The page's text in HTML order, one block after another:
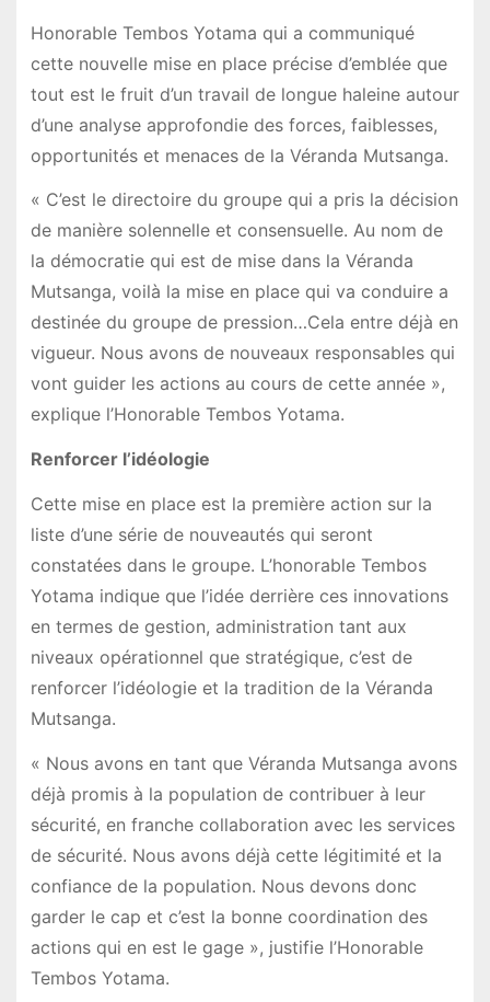
Honorable Tembos Yotama qui a communiqué
cette nouvelle mise en place précise d’emblée que
tout est le fruit d’un travail de longue haleine autour
d’une analyse approfondie des forces, faiblesses,
opportunités et menaces de la Véranda Mutsanga.
« C’est le directoire du groupe qui a pris la décision
de manière solennelle et consensuelle. Au nom de
la démocratie qui est de mise dans la Véranda
Mutsanga, voilà la mise en place qui va conduire a
destinée du groupe de pression…Cela entre déjà en
vigueur. Nous avons de nouveaux responsables qui
vont guider les actions au cours de cette année »,
explique l’Honorable Tembos Yotama.
Renforcer l’idéologie
Cette mise en place est la première action sur la
liste d’une série de nouveautés qui seront
constatées dans le groupe. L’honorable Tembos
Yotama indique que l’idée derrière ces innovations
en termes de gestion, administration tant aux
niveaux opérationnel que stratégique, c’est de
renforcer l’idéologie et la tradition de la Véranda
Mutsanga.
« Nous avons en tant que Véranda Mutsanga avons
déjà promis à la population de contribuer à leur
sécurité, en franche collaboration avec les services
de sécurité. Nous avons déjà cette légitimité et la
confiance de la population. Nous devons donc
garder le cap et c’est la bonne coordination des
actions qui en est le gage », justifie l’Honorable
Tembos Yotama.